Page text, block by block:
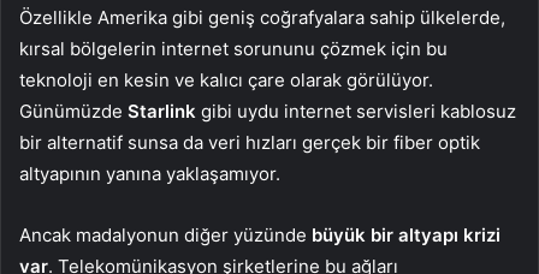
Özellikle Amerika gibi geniş coğrafyalara sahip ülkelerde,
kırsal bölgelerin internet sorununu çözmek için bu
teknoloji en kesin ve kalıcı çare olarak görülüyor.
Günümüzde Starlink gibi uydu internet servisleri kablosuz
bir alternatif sunsa da veri hızları gerçek bir fiber optik
altyapının yanına yaklaşamıyor.
Ancak madalyonun diğer yüzünde büyük bir altyapı krizi
var. Telekomünikasyon şirketlerine bu ağları